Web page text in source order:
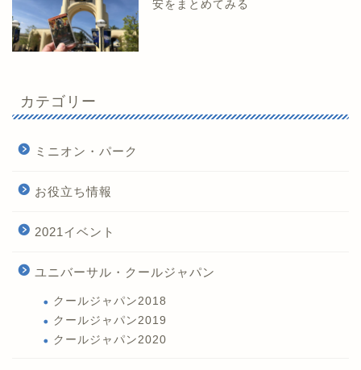
安をまとめてみる
カテゴリー
ミニオン・パーク
お役立ち情報
2021イベント
ユニバーサル・クールジャパン
クールジャパン2018
クールジャパン2019
クールジャパン2020